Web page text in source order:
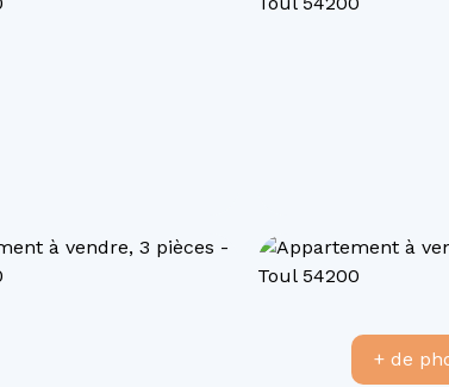
+ de